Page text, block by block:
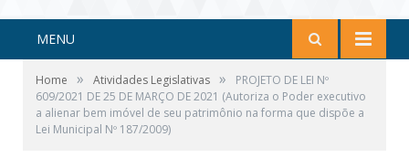
MENU
Home » Atividades Legislativas »
PROJETO DE LEI Nº
609/2021 DE 25 DE MARÇO DE 2021 (Autoriza o Poder executivo
a alienar bem imóvel de seu patrimônio na forma que dispõe a
Lei Municipal Nº 187/2009)